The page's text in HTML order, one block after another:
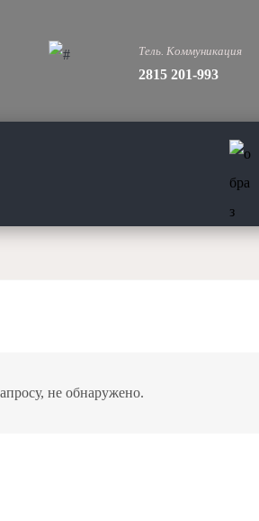
Тель. Коммуникация
2815 201-993
не обнаружено.